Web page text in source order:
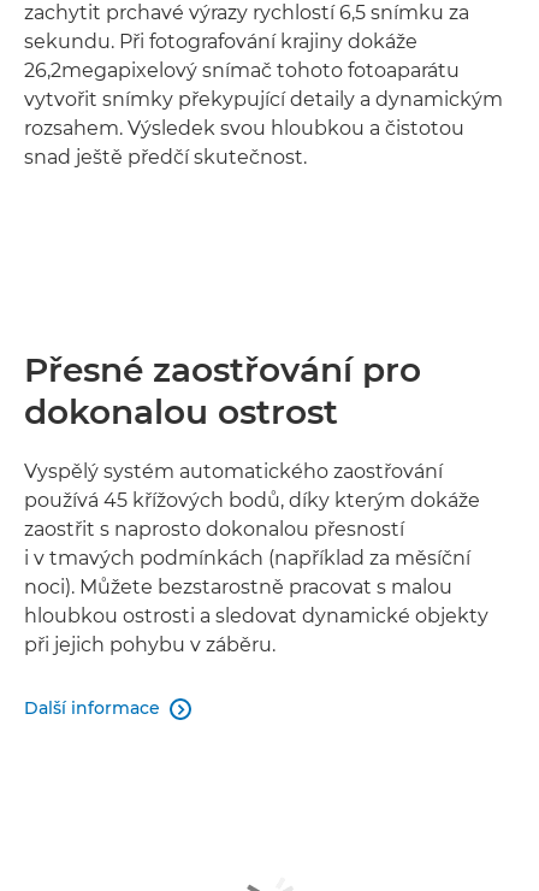
zachytit prchavé výrazy rychlostí 6,5 snímku za
sekundu. Při fotografování krajiny dokáže
26,2megapixelový snímač tohoto fotoaparátu
vytvořit snímky překypující detaily a dynamickým
rozsahem. Výsledek svou hloubkou a čistotou
snad ještě předčí skutečnost.
Přesné zaostřování pro
dokonalou ostrost
Vyspělý systém automatického zaostřování
používá 45 křížových bodů, díky kterým dokáže
zaostřit s naprosto dokonalou přesností
i v tmavých podmínkách (například za měsíční
noci). Můžete bezstarostně pracovat s malou
hloubkou ostrosti a sledovat dynamické objekty
při jejich pohybu v záběru.
Další informace 